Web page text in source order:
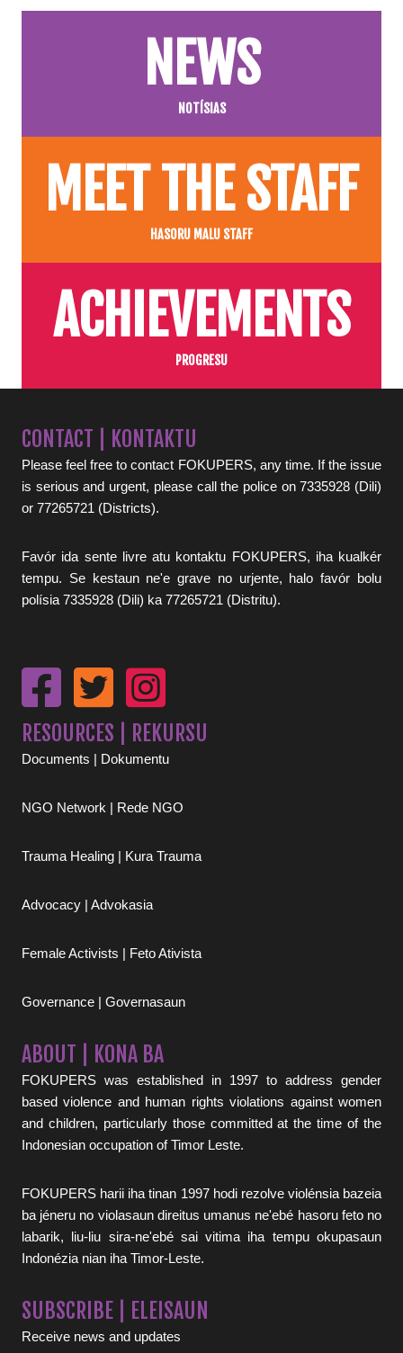
NEWS
NOTÍSIAS
MEET THE STAFF
HASORU MALU STAFF
ACHIEVEMENTS
PROGRESU
CONTACT | KONTAKTU
Please feel free to contact FOKUPERS, any time. If the issue
is serious and urgent, please call the police on 7335928 (Dili)
or 77265721 (Districts).
Favór ida sente livre atu kontaktu FOKUPERS, iha kualkér
tempu. Se kestaun ne'e grave no urjente, halo favór bolu
polísia 7335928 (Dili) ka 77265721 (Distritu).
RESOURCES | REKURSU
Documents | Dokumentu
NGO Network | Rede NGO
Trauma Healing | Kura Trauma
Advocacy | Advokasia
Female Activists | Feto Ativista
Governance | Governasaun
ABOUT | KONA BA
FOKUPERS was established in 1997 to address gender
based violence and human rights violations against women
and children, particularly those committed at the time of the
Indonesian occupation of Timor Leste.
FOKUPERS harii iha tinan 1997 hodi rezolve violénsia bazeia
ba jéneru no violasaun direitus umanus ne'ebé hasoru feto no
labarik, liu-liu sira-ne'ebé sai vitima iha tempu okupasaun
Indonézia nian iha Timor-Leste.
SUBSCRIBE | ELEISAUN
Receive news and updates